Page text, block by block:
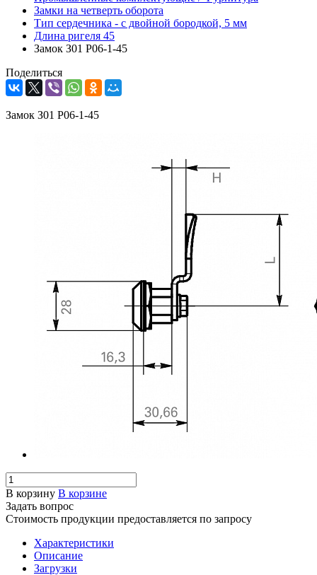
Замки на четверть оборота
Тип сердечника - с двойной бородкой, 5 мм
Длина ригеля 45
Замок З01 Р06-1-45
Поделиться
Замок З01 Р06-1-45
В корзину В корзине
Задать вопрос
Стоимость продукции предоставляется по запросу
Характеристики
Описание
Загрузки